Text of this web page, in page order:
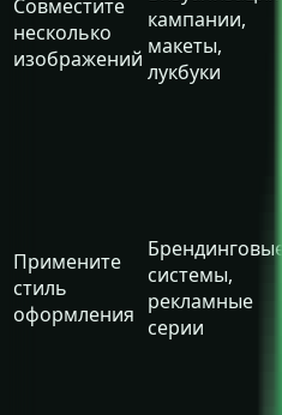
Совместите
несколько
изображений
кампании,
макеты,
лукбуки
Примените
стиль
оформления
Брендинговые
системы,
рекламные
серии